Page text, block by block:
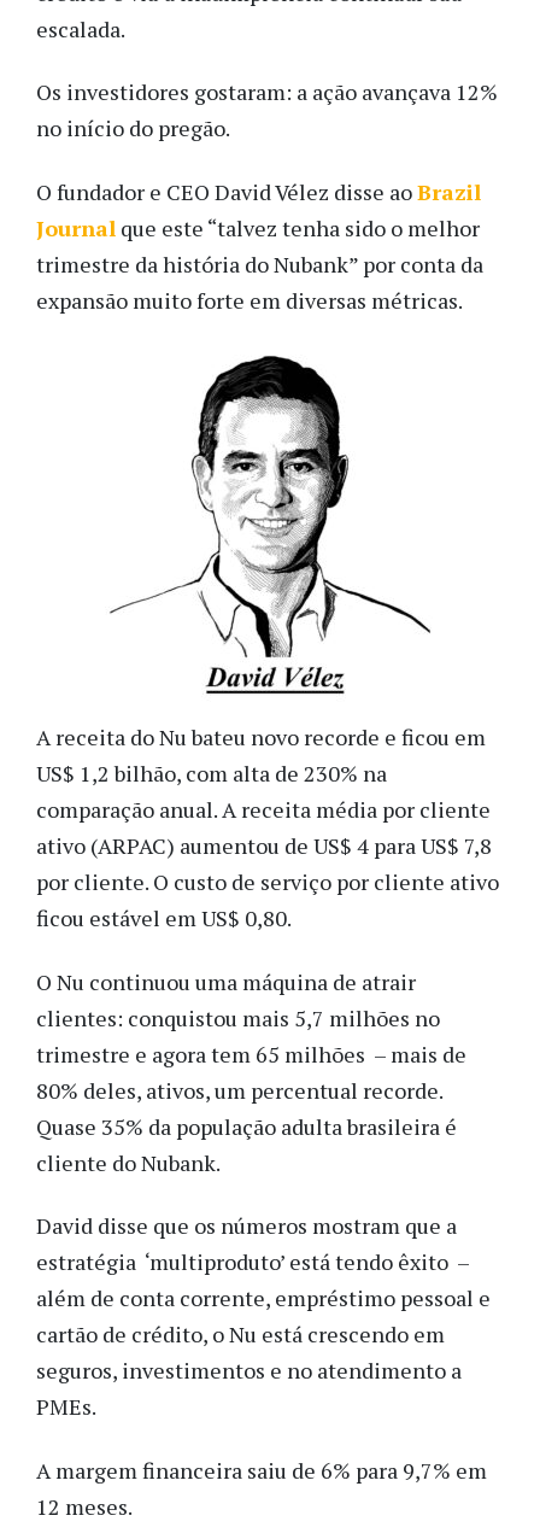
escalada.
Os investidores gostaram: a ação avançava 12%
no início do pregão.
O fundador e CEO David Vélez disse aoBrazil
Journal que este “talvez tenha sido o melhor
trimestre da história do Nubank” por conta da
expansão muito forte em diversas métricas.
A receita do Nu bateu novo recorde e ficou em
US$ 1,2 bilhão, com alta de 230% na
comparação anual. A receita média por cliente
ativo (ARPAC) aumentou de US$ 4 para US$ 7,8
por cliente. O custo de serviço por cliente ativo
ficou estável em US$ 0,80.
O Nu continuou uma máquina de atrair
clientes: conquistou mais 5,7 milhões no
trimestre e agora tem 65 milhões – mais de
80% deles, ativos, um percentual recorde.
Quase 35% da população adulta brasileira é
cliente do Nubank.
David disse que os números mostram que a
estratégia ‘multiproduto’ está tendo êxito –
além de conta corrente, empréstimo pessoal e
cartão de crédito, o Nu está crescendo em
seguros, investimentos e no atendimento a
PMEs.
A margem financeira saiu de 6% para 9,7% em
12 meses.